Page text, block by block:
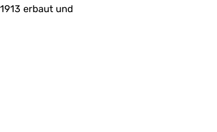
1913 erbaut und